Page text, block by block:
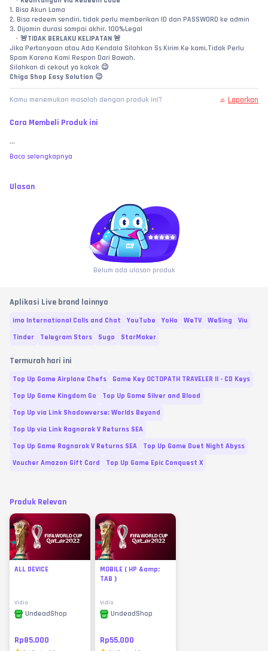
1. Bisa Akun Lama
2. Bisa redeem sendiri, tidak perlu memberikan ID dan PASSWORD ke admin
3. Dijamin durasi sampai akhir. 100%Legal
🚨TIDAK BERLAKU KELIPATAN 🚨
Jika Pertanyaan atau Ada Kendala Silahkan Ss Kirim Ke kami,Tidak Perlu
Spam Karena Kami Respon Dari Bawah.
Silahkan di cekout ya kakak 😉
Chiga Shop Easy Solution 😉
Kamu menemukan masalah dengan produk ini? Laporkan
Cara Membeli Produk ini
...
Baca selengkapnya
Ulasan
Belum ada ulasan produk
Aplikasi Live brand lainnya
imo International Calls and Chat YouTube YoHo WeTV WeSing
Viu
Tinder
Telegram Stars Sugo StarMaker
Termurah hari ini
Top Up Game Airplane Chefs
Game Key OCTOPATH TRAVELER II - CD Keys
Top Up Game Kingdom Go
Top Up Game Silver and Blood
Top Up via Link Shadowverse: Worlds Beyond
Top Up via Link Ragnarok V Returns SEA
Top Up Game Ragnarok V Returns SEA
Top Up Game Duet Night Abyss
Voucher Amazon Gift Card
Top Up Game Epic Conquest X
Produk Relevan
ALL DEVICE
Vidio
UndeadShop
Rp85.000
MOBILE ( HP &amp;
TAB )
Vidio
UndeadShop
Rp55.000